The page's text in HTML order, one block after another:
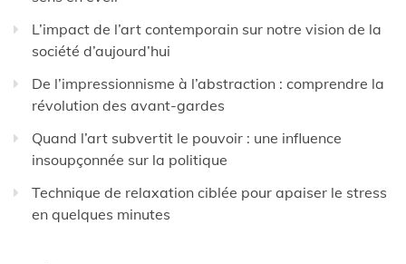
L’impact de l’art contemporain sur notre vision de la
société d’aujourd’hui
De l’impressionnisme à l’abstraction : comprendre la
révolution des avant-gardes
Quand l’art subvertit le pouvoir : une influence
insoupçonnée sur la politique
Technique de relaxation ciblée pour apaiser le stress
en quelques minutes